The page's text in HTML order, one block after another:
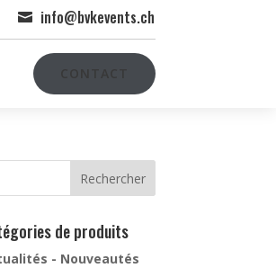
 info@bvkevents.ch
Rechercher
de produits
- Nouveautés